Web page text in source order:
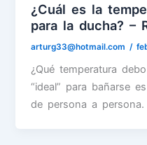
¿Cuál es la
para la ducha? –
arturg33@hotmail.com /
¿Qué temperatura
“ideal” para bañarse
de persona a